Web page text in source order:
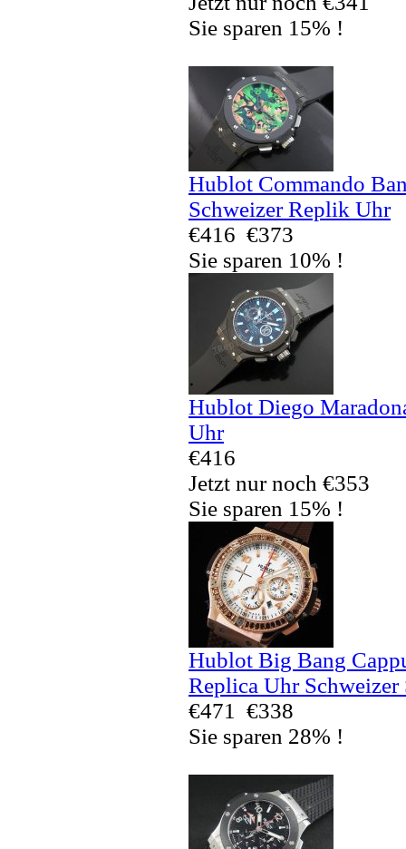
Sie sparen 15% !
Hublot Commando
Schweizer Replik Uhr
€416 €373
Sie sparen 10% !
Hublot Diego
Uhr
€416
Jetzt nur noch €353
Sie sparen 15% !
Hublot Big Bang
Replica Uhr
€471
€338
Sie sparen 28% !